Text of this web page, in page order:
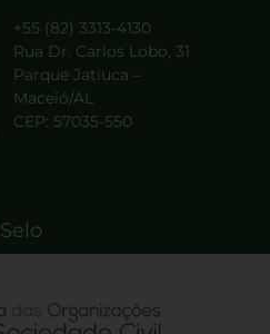
+55 (82) 3313-4130
Rua Dr. Carlos Lobo, 31
Parque Jatiuca –
Maceió/AL
CEP: 57035-550
Selo